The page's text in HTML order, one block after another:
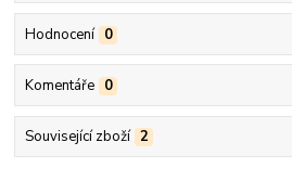
Hodnocení 0
Komentáře 0
Související zboží 2